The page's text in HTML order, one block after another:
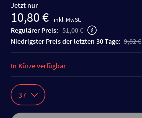
Jetzt nur
10,80 € inkl. MwSt.
Regulärer Preis: 51,00 €
niedrigster Preis der letzten 30 Tage: 9,82 €
37
In Kürze verfügbar